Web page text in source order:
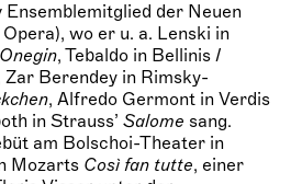
der Neuen
wo er u. a. Lenski in
, Tebaldo in Bellinis I
Zar Berendey in Rimsky-
, Alfredo Germont in Verdis
in Strauss’ Salome sang.
am Bolschoi-Theater in
Mozarts Così fan tutte, einer